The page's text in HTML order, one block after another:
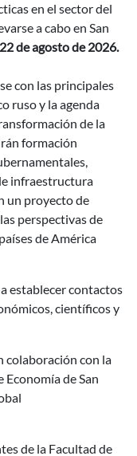
en el sector del
a cabo en San
de agosto de 2026.
con las principales
ruso y la agenda
de la
formación
infraestructura
un proyecto de
perspectivas de
de América
establecer contactos
científicos y
colaboración con la
Economía de San
de la Facultad de